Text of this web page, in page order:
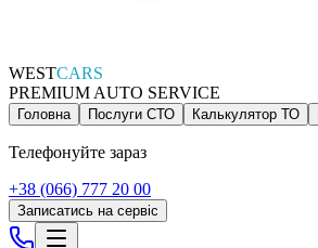
WESTCARS
PREMIUM AUTO SERVICE
Головна Послуги СТО Калькулятор ТО
Телефонуйте зараз
+38 (066) 777 20 00
Записатись на сервіс